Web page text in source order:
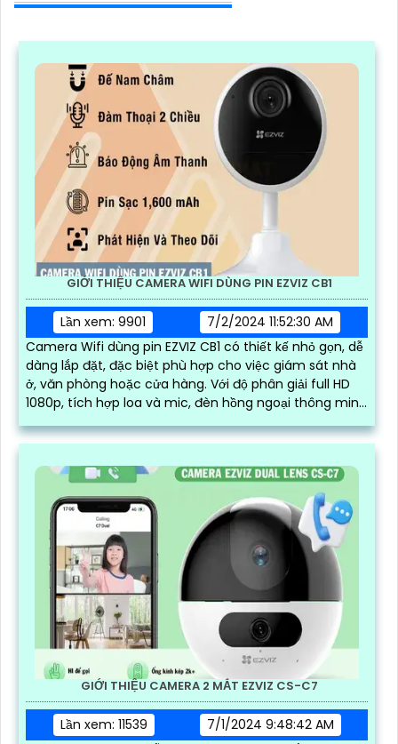
GIỚI THIỆU CAMERA WIFI DÙNG PIN EZVIZ CB1
Lần xem: 9901
7/2/2024 11:52:30 AM
Camera Wifi dùng pin EZVIZ CB1 có thiết kế nhỏ gọn, dễ
dàng lắp đặt, đặc biệt phù hợp cho việc giám sát nhà
ở, văn phòng hoặc cửa hàng. Với độ phân giải full HD
1080p, tích hợp loa và mic, đèn hồng ngoại thông minh
GIỚI THIỆU CAMERA 2 MẮT EZVIZ CS-C7
Lần xem: 11539
7/1/2024 9:48:42 AM